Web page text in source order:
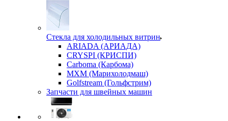
Стекла для холодильных витрин
ARIADA (АРИАДА)
CRYSPI (КРИСПИ)
Carboma (Карбома)
MXM (Марихолодмаш)
Golfstream (Гольфстрим)
Запчасти для швейных машин